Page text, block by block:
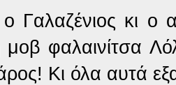
ο Γαλαζένιος κι
μοβ φαλαινίτσα
Κι όλα αυτά